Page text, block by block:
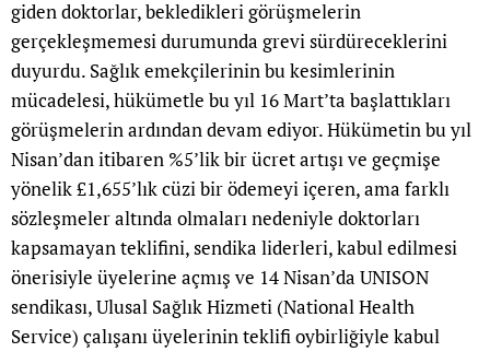
giden doktorlar, bekledikleri görüşmelerin
gerçekleşmemesi durumunda grevi sürdüreceklerini
duyurdu. Sağlık emekçilerinin bu kesimlerinin
mücadelesi, hükümetle bu yıl 16 Mart’ta başlattıkları
görüşmelerin ardından devam ediyor. Hükümetin bu yıl
Nisan’dan itibaren %5’lik bir ücret artışı ve geçmişe
yönelik £1,655’lık cüzi bir ödemeyi içeren, ama farklı
sözleşmeler altında olmaları nedeniyle doktorları
kapsamayan teklifini, sendika liderleri, kabul edilmesi
önerisiyle üyelerine açmış ve 14 Nisan’da UNISON
sendikası, Ulusal Sağlık Hizmeti (National Health
Service) çalışanı üyelerinin teklifi oybirliğiyle kabul